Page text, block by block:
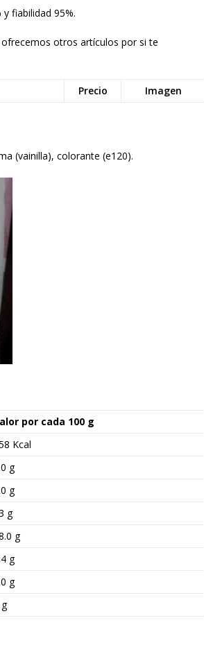
fiabilidad 95%.
otros artículos por si te
Precio Imagen
(vainilla), colorante (e120).
por cada 100 g
Kcal
g
g
g
g
g
g